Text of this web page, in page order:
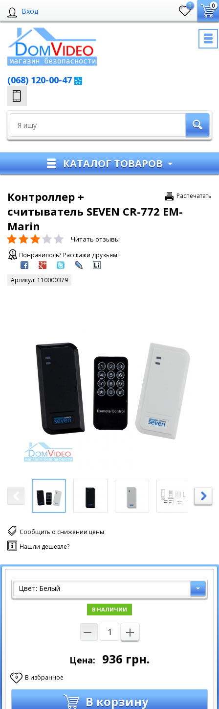
Вход
0 0
(068) 120-00-47
КАТАЛОГ ТОВАРОВ
Распечатать
Контроллер +
считыватель SEVEN CR-772 EM-
Marin
Читать отзывы
Понравилось? Расскажи друзьям!
Артикул: 110000379
Сообщить о снижении цены
Нашли дешевле?
Цвет: Белый
В НАЛИЧИИ
Цена: 936 грн.
0 В избранное
В корзину